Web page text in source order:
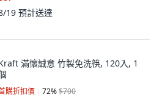
19 預計送達
滿懷誠意 竹製免洗筷, 120入, 1
購折扣價 72%$700